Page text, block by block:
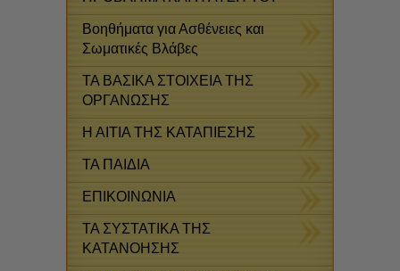
Βοηθήματα για Ασθένειες και
Σωματικές Βλάβες
ΤΑ ΒΑΣΙΚΑ ΣΤΟΙΧΕΙΑ ΤΗΣ
ΟΡΓΑΝΩΣΗΣ
Η ΑΙΤΙΑ ΤΗΣ ΚΑΤΑΠΙΕΣΗΣ
ΤΑ ΠΑΙΔΙΑ
ΕΠΙΚΟΙΝΩΝΙΑ
ΤΑ ΣΥΣΤΑΤΙΚΑ ΤΗΣ
ΚΑΤΑΝΟΗΣΗΣ